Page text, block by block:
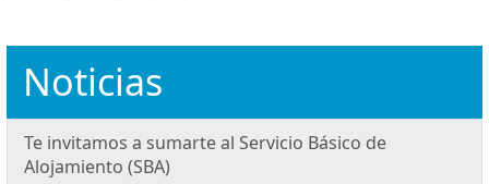
Noticias
Te invitamos a sumarte al Servicio Básico de
Alojamiento (SBA)